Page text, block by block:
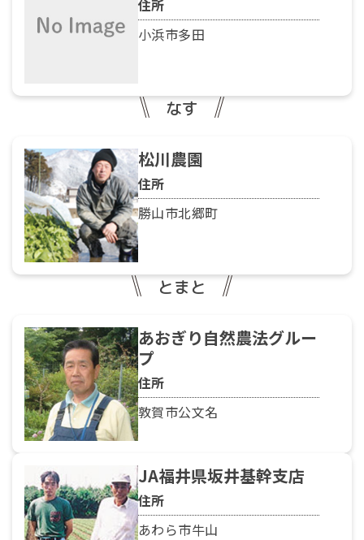
住所
小浜市多田
なす
松川農園
住所
勝山市北郷町
とまと
あおぎり自然農法グルー
プ
住所
敦賀市公文名
JA福井県坂井基幹支店
住所
あわら市牛山